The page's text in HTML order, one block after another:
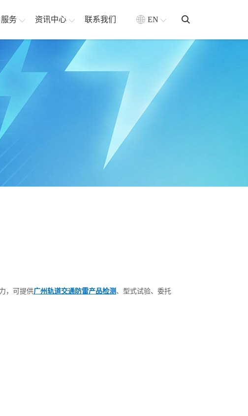
务 资讯中心 联系我们 EN
，可提供广州轨道交通防雷产品检测 、型式试验、委托